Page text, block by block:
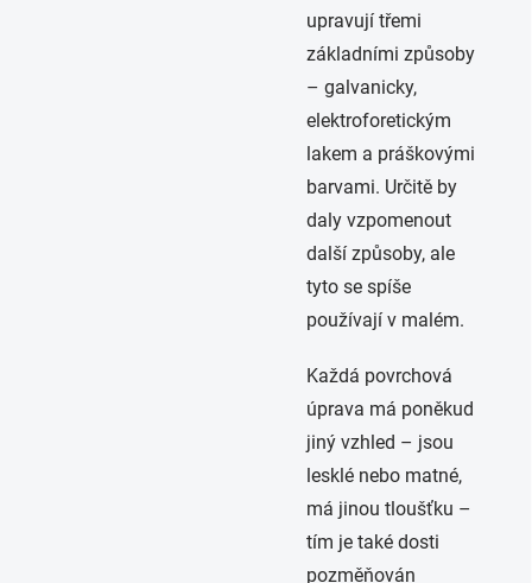
upravují třemi
základními způsoby
– galvanicky,
elektroforetickým
lakem a práškovými
barvami. Určitě by
daly vzpomenout
další způsoby, ale
tyto se spíše
používají v malém.
Každá povrchová
úprava má poněkud
jiný vzhled – jsou
lesklé nebo matné,
má jinou tloušťku –
tím je také dosti
pozměňován